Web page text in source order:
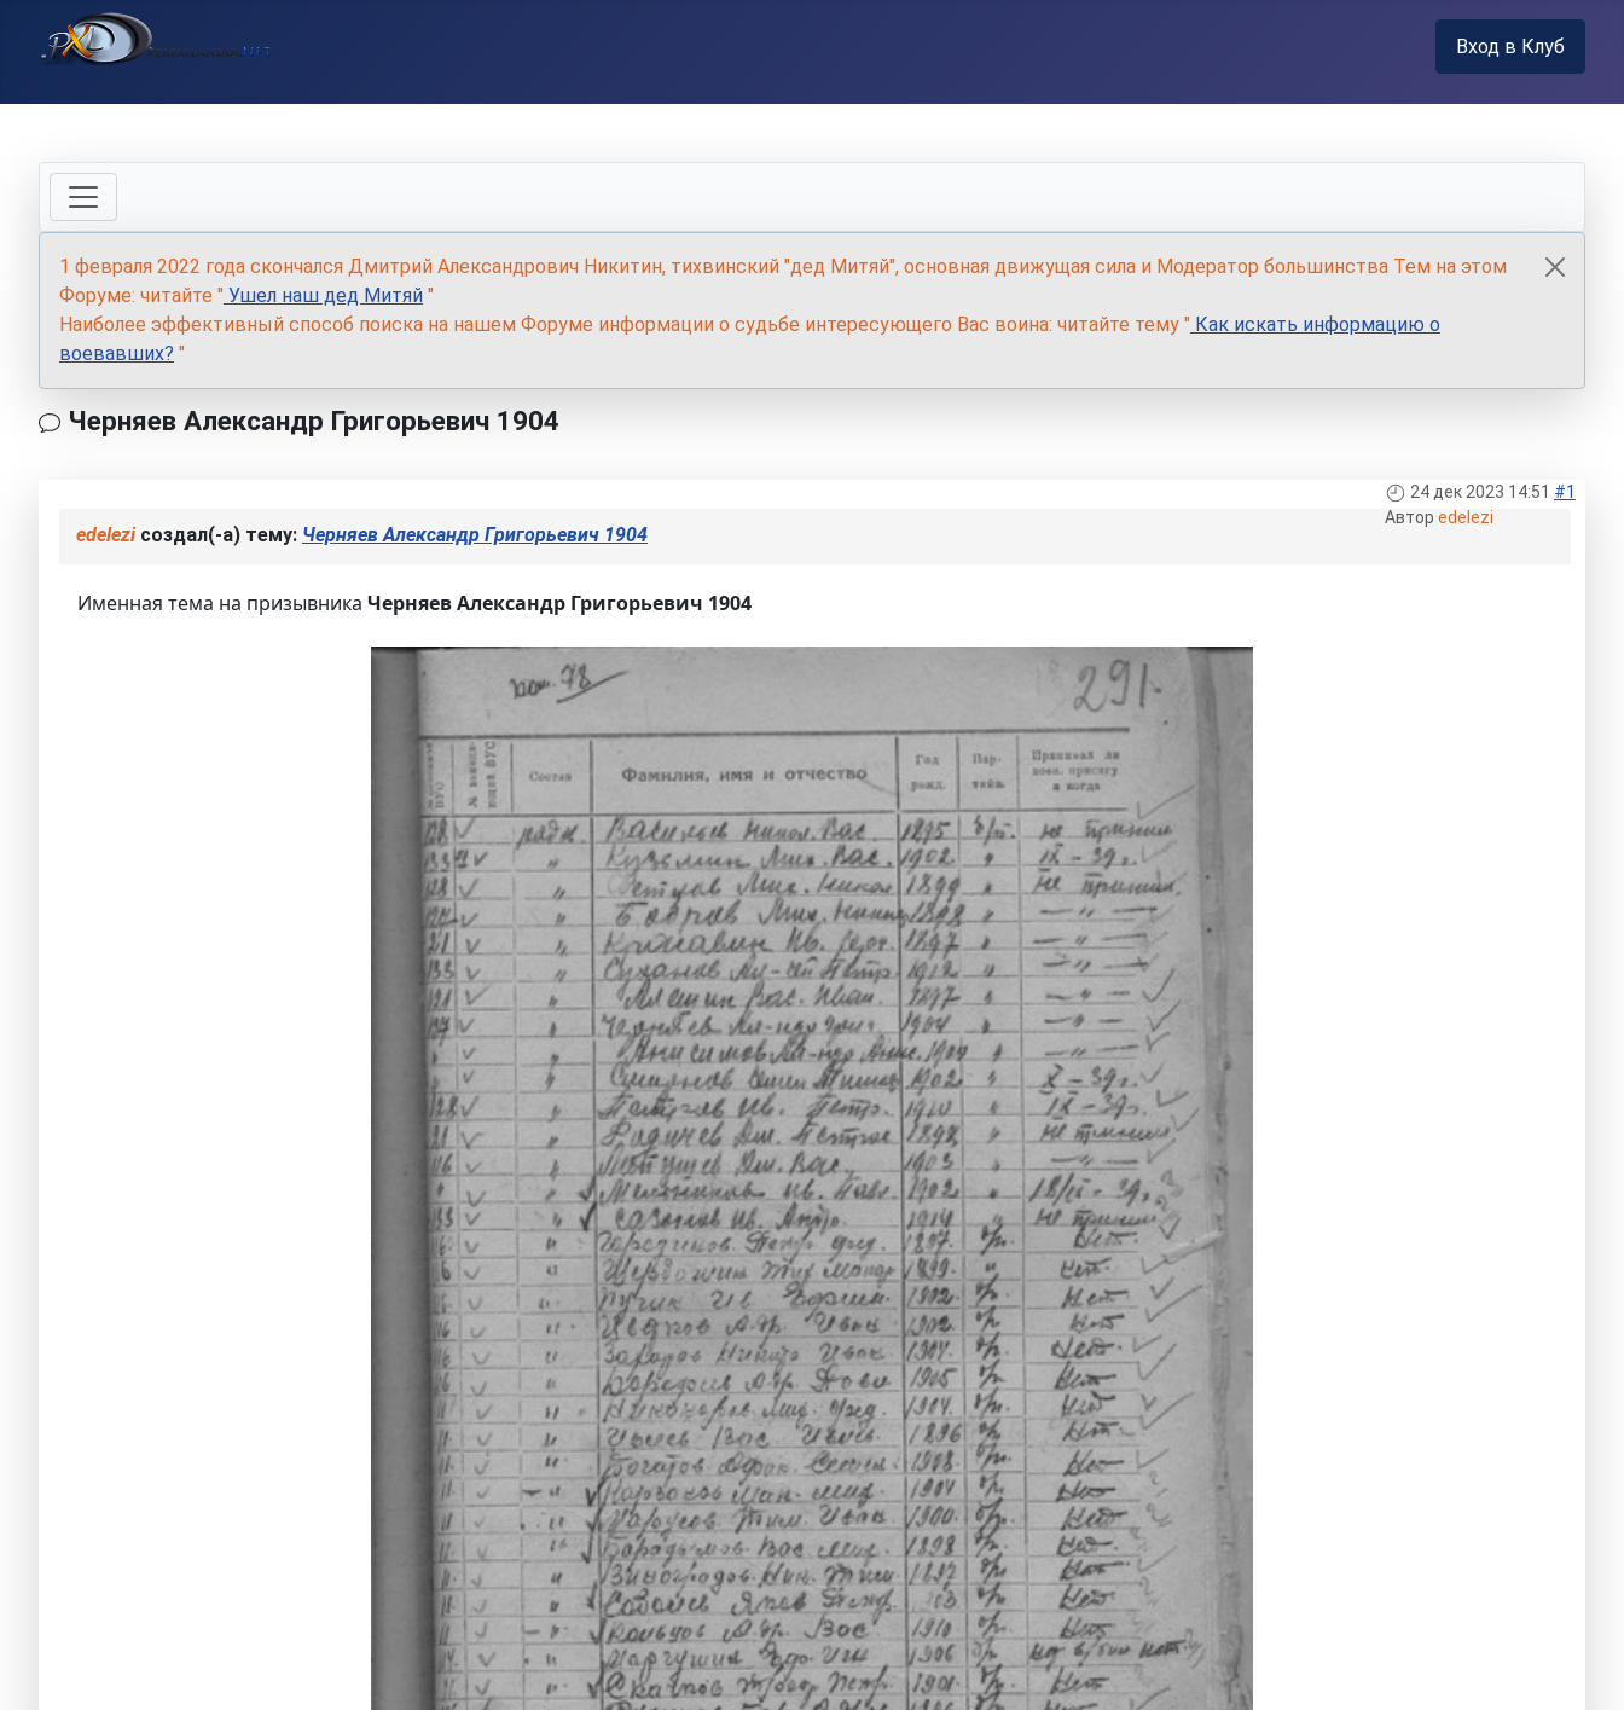
Вход в Клуб
1 февраля 2022 года скончался Дмитрий Александрович Никитин, тихвинский "дед Митяй", основная движущая сила и Модератор большинства Тем на этом
Форуме: читайте " Ушел наш дед Митяй "
Наиболее эффективный способ поиска на нашем Форуме информации о судьбе интересующего Вас воина: читайте тему " Как искать информацию о
воевавших? "
Черняев Александр Григорьевич 1904
24 дек 2023 14:51 #1
Автор edelezi
edeleziсоздал(-а) тему: Черняев Александр Григорьевич 1904
Именная тема на призывника Черняев Александр Григорьевич 1904